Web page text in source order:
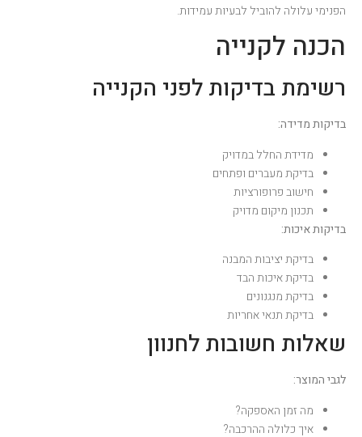
הפנימי עלולה להוביל לבעיות עמידות.
הכנה לקנייה
רשימת בדיקות לפני הקנייה
בדיקות מדידה:
מדידת החלל במדויק
בדיקת מעברים ופתחים
חישוב פרופורציות
תכנון מיקום מדויק
בדיקות איכות:
בדיקת יציבות המבנה
בדיקת איכות הבד
בדיקת מנגנונים
בדיקת תנאי אחריות
שאלות חשובות לחנוון
לגבי המוצר:
מה זמן האספקה?
איך כלולה ההרכבה?